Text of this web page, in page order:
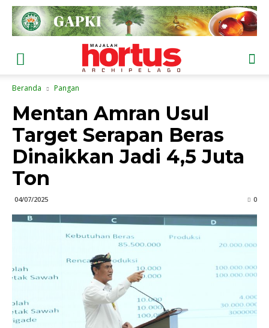
Beranda Pangan
Mentan Amran Usul
Target Serapan Beras
Dinaikkan Jadi 4,5 Juta
Ton
04/07/2025 0